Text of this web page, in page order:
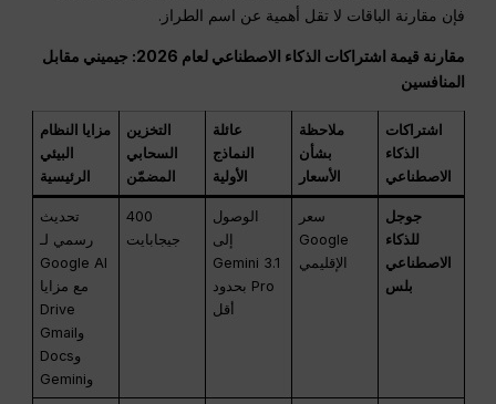
فإن مقارنة الباقات لا تقل أهمية عن اسم الطراز.
مقارنة قيمة اشتراكات الذكاء الاصطناعي لعام 2026: جيميني مقابل
المنافسين
اشتراكات
الذكاء
الاصطناعي
ملاحظة
بشأن
الأسعار
عائلة
النماذج
الأولية
التخزين
السحابي
المضمّن
مزايا النظام
البيئي
الرئيسية
جوجل
للذكاء
الاصطناعي
بلس
سعر
Google
الإقليمي
الوصول
إلى
Gemini 3.1
Pro بحدود
أقل
400
جيجابايت
تحديث
رسمي لـ
Google AI
مع مزايا
Drive
وGmail
وDocs
وGemini